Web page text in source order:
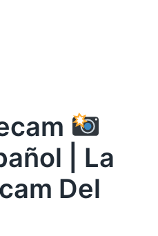
| La
Del